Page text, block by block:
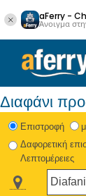
aFerry -
Άνοιγμα
Διαφάνι
Eπιστροφή
Δαφορετική
Λεπτομέρειες